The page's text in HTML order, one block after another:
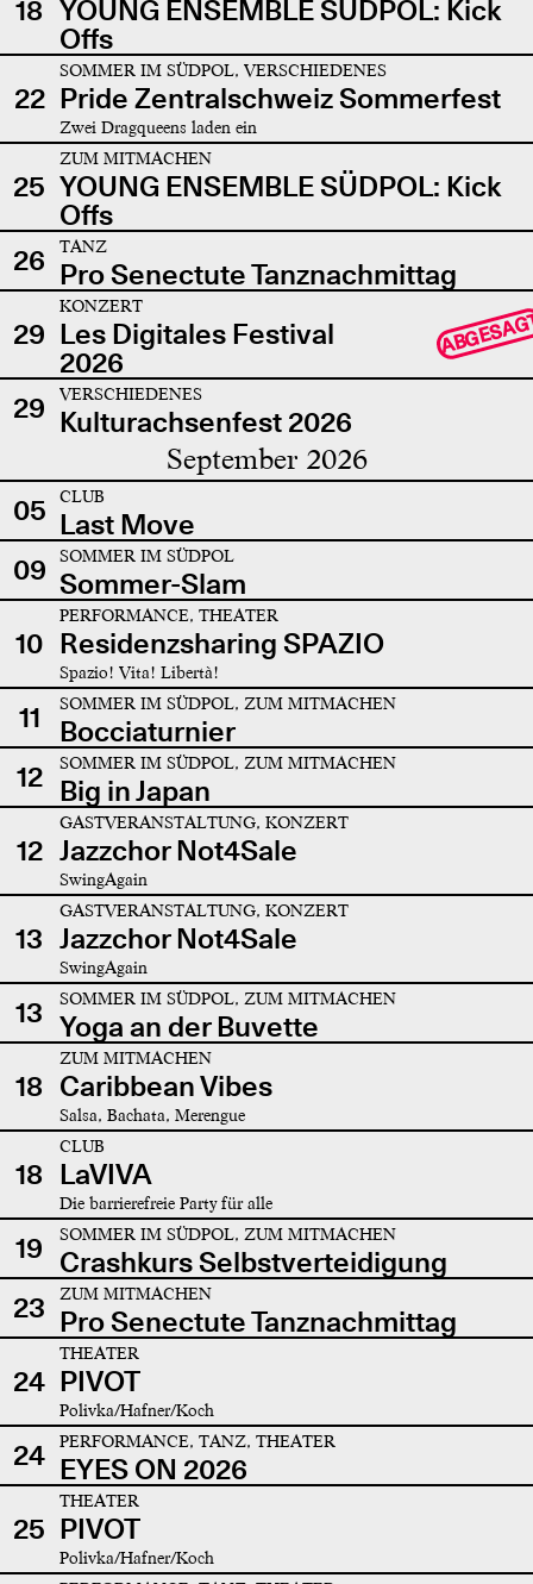
18 YOUNG ENSEMBLE SÜDPOL: Kick
Offs
22
SOMMER IM SÜDPOL, VERSCHIEDENES
Pride Zentralschweiz Sommerfest
Zwei Dragqueens laden ein
25
ZUM MITMACHEN
YOUNG ENSEMBLE SÜDPOL: Kick
Offs
26
TANZ
Pro Senectute Tanznachmittag
29
KONZERT
Les Digitales Festival
2026
29 VERSCHIEDENES
Kulturachsenfest 2026
September 2026
05 CLUB
Last Move
09
SOMMER IM SÜDPOL
Sommer-Slam
10
PERFORMANCE, THEATER
Residenzsharing SPAZIO
Spazio! Vita! Libertà!
11 SOMMER IM SÜDPOL, ZUM MITMACHEN
Bocciaturnier
12
SOMMER IM SÜDPOL, ZUM MITMACHEN
Big in Japan
12
GASTVERANSTALTUNG, KONZERT
Jazzchor Not4Sale
SwingAgain
13
GASTVERANSTALTUNG, KONZERT
Jazzchor Not4Sale
SwingAgain
13 SOMMER IM SÜDPOL, ZUM MITMACHEN
Yoga an der Buvette
18
ZUM MITMACHEN
Caribbean Vibes
Salsa, Bachata, Merengue
18
CLUB
LaVIVA
Die barrierefreie Party für alle
19 SOMMER IM SÜDPOL, ZUM MITMACHEN
Crashkurs Selbstverteidigung
23
ZUM MITMACHEN
Pro Senectute Tanznachmittag
24
THEATER
PIVOT
Polivka/Hafner/Koch
24 PERFORMANCE, TANZ, THEATER
EYES ON 2026
25
THEATER
PIVOT
Polivka/Hafner/Koch